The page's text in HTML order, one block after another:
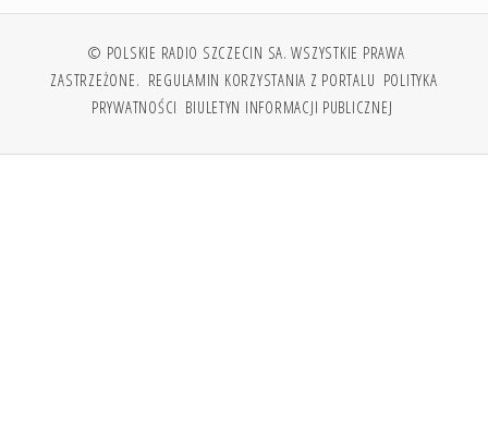
© POLSKIE RADIO SZCZECIN SA. WSZYSTKIE PRAWA
ZASTRZEŻONE. REGULAMIN KORZYSTANIA Z PORTALU POLITYKA
PRYWATNOŚCI BIULETYN INFORMACJI PUBLICZNEJ